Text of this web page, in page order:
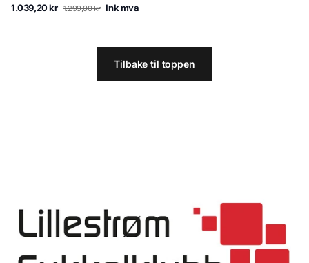
1.039,20 kr 1.299,00 kr Ink mva
Tilbake til toppen